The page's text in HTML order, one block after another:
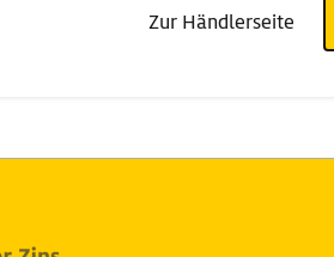
Zur Händlerseite